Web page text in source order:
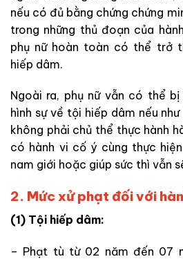
nếu có đủ bằng chứng chứng
trong những thủ đoạn của
phụ nữ hoàn toàn có thể trở
hiếp dâm.
Ngoài ra, phụ nữ vẫn có thể
hình sự về tội hiếp dâm nếu
không phải chủ thể thực hành
có hành vi cố ý cùng thực
nam giới hoặc giúp sức thì vẫn
2. Mức xử phạt đối với
(1) Tội hiếp dâm:
– Phạt tù từ 02 năm đến 07